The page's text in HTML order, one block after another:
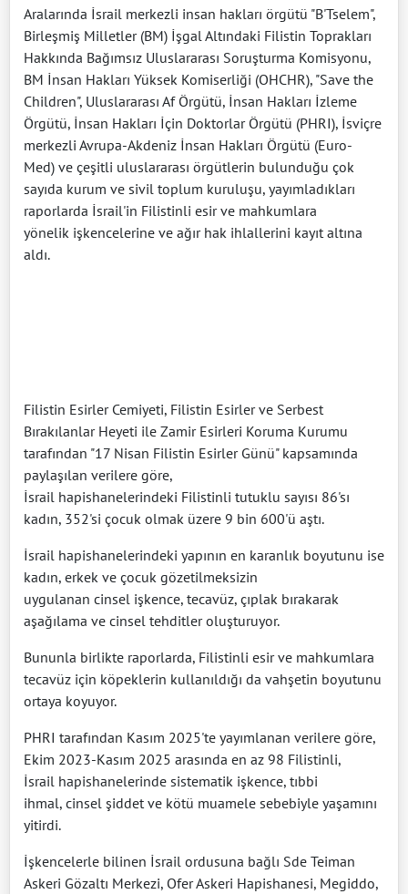
Aralarında İsrail merkezli insan hakları örgütü "B'Tselem",
Birleşmiş Milletler (BM) İşgal Altındaki Filistin Toprakları
Hakkında Bağımsız Uluslararası Soruşturma Komisyonu,
BM İnsan Hakları Yüksek Komiserliği (OHCHR), "Save the
Children", Uluslararası Af Örgütü, İnsan Hakları İzleme
Örgütü, İnsan Hakları İçin Doktorlar Örgütü (PHRI), İsviçre
merkezli Avrupa-Akdeniz İnsan Hakları Örgütü (Euro-
Med) ve çeşitli uluslararası örgütlerin bulunduğu çok
sayıda kurum ve sivil toplum kuruluşu, yayımladıkları
raporlarda İsrail'in Filistinli esir ve mahkumlara
yönelik işkencelerine ve ağır hak ihlallerini kayıt altına
aldı.
Filistin Esirler Cemiyeti, Filistin Esirler ve Serbest
Bırakılanlar Heyeti ile Zamir Esirleri Koruma Kurumu
tarafından "17 Nisan Filistin Esirler Günü" kapsamında
paylaşılan verilere göre,
İsrail hapishanelerindeki Filistinli tutuklu sayısı 86'sı
kadın, 352'si çocuk olmak üzere 9 bin 600'ü aştı.
İsrail hapishanelerindeki yapının en karanlık boyutunu ise
kadın, erkek ve çocuk gözetilmeksizin
uygulanan cinsel işkence, tecavüz, çıplak bırakarak
aşağılama ve cinsel tehditler oluşturuyor.
Bununla birlikte raporlarda, Filistinli esir ve mahkumlara
tecavüz için köpeklerin kullanıldığı da vahşetin boyutunu
ortaya koyuyor.
PHRI tarafından Kasım 2025'te yayımlanan verilere göre,
Ekim 2023-Kasım 2025 arasında en az 98 Filistinli,
İsrail hapishanelerinde sistematik işkence, tıbbi
ihmal, cinsel şiddet ve kötü muamele sebebiyle yaşamını
yitirdi.
İşkencelerle bilinen İsrail ordusuna bağlı Sde Teiman
Askeri Gözaltı Merkezi, Ofer Askeri Hapishanesi, Megiddo,